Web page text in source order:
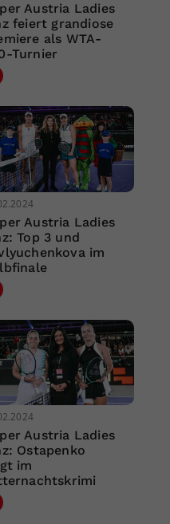
Austria Ladies
feiert grandiose
als WTA-
Turnier
Austria Ladies
Top 3 und
im
Austria Ladies
Ostapenko
im